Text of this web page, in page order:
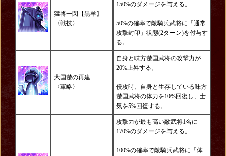
猛将一閃【黒羊】
〈戦技〉
150%のダメージを与える。
50%の確率で敵騎兵武将に「通常
攻撃封印」状態(2ターン)を付与す
る。
大国楚の再建
〈軍略〉
自身と味方楚国武将の攻撃力が
20%上昇する。
侵攻時、自身と生存している味方
楚国武将の体力を10%回復し、士
気を5%回復する。
攻撃力が最も高い敵武将1名に
170%のダメージを与える。
100%の確率で敵騎兵武将に「体